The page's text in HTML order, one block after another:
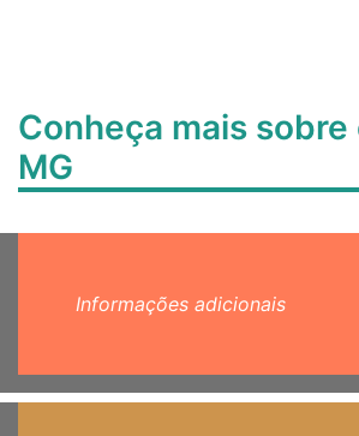
Conheça mais sobre
MG
Informações adicionais